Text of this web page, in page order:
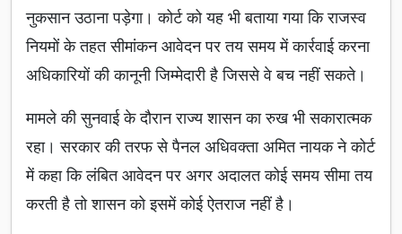
नुकसान उठाना पड़ेगा। कोर्ट को यह भी बताया गया कि राजस्व
नियमों के तहत सीमांकन आवेदन पर तय समय में कार्रवाई करना
अधिकारियों की कानूनी जिम्मेदारी है जिससे वे बच नहीं सकते।
मामले की सुनवाई के दौरान राज्य शासन का रुख भी सकारात्मक
रहा। सरकार की तरफ से पैनल अधिवक्ता अमित नायक ने कोर्ट
में कहा कि लंबित आवेदन पर अगर अदालत कोई समय सीमा तय
करती है तो शासन को इसमें कोई ऐतराज नहीं है।